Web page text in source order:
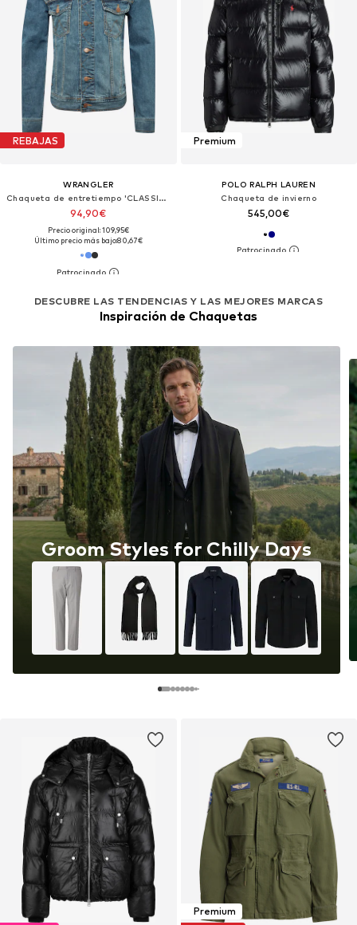
REBAJAS
WRANGLER
Chaqueta de entretiempo 'CLASSIC JACKET'
94,90€
Precio original: 109,95€
Último precio más bajo:80,67€
Premium
POLO RALPH LAUREN
Chaqueta de invierno
545,00€
DESCUBRE LAS TENDENCIAS Y LAS MEJORES MARCAS
Inspiración de Chaquetas
Groom Styles for Chilly Days
Premium